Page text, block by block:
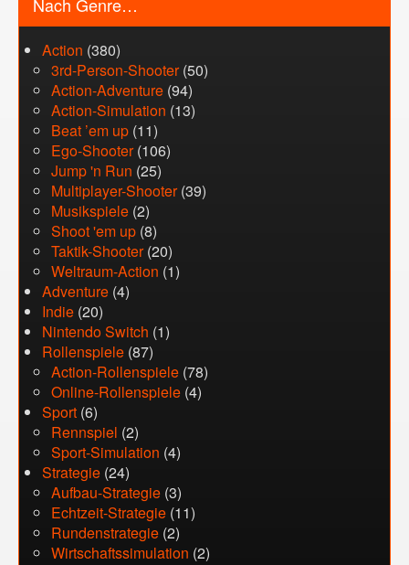
Nach Genre…
Action (380)
3rd-Person-Shooter(50)
Action-Adventure (94)
Action-Simulation (13)
Beat ’em up (11)
Ego-Shooter(106)
Jump 'n Run (25)
Multiplayer-Shooter(39)
Musikspiele (2)
Shoot 'em up (8)
Taktik-Shooter(20)
Weltraum-Action (1)
Adventure (4)
Indie (20)
Nintendo Switch (1)
Rollenspiele (87)
Action-Rollenspiele (78)
Online-Rollenspiele (4)
Sport (6)
Rennspiel (2)
Sport-Simulation (4)
Strategie (24)
Aufbau-Strategie (3)
Echtzeit-Strategie (11)
Rundenstrategie (2)
Wirtschaftssimulation (2)